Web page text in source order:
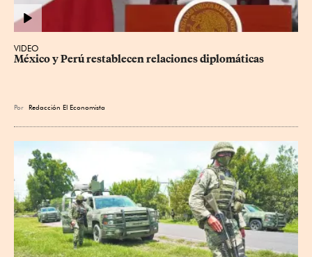
VIDEO
México y Perú restablecen relaciones diplomáticas
Por Redacción El Economista